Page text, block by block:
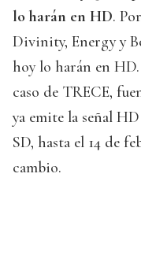
lo harán en HD.
Divinity, Energy y
hoy lo harán en
caso de TRECE,
ya emite la señal
SD, hasta el 14 de
cambio.